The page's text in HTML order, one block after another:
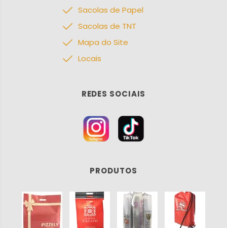
Sacolas de Papel
Sacolas de TNT
Mapa do Site
Locais
REDES SOCIAIS
PRODUTOS